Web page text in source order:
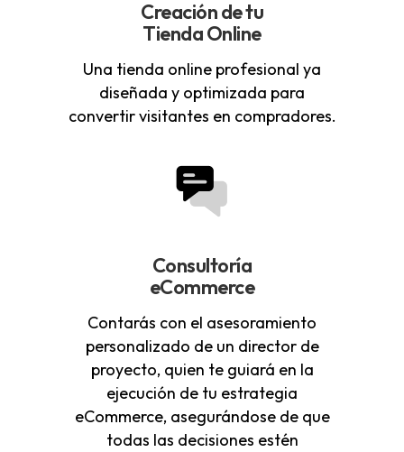
Creación de tu
Tienda Online
Una tienda online profesional ya
diseñada y optimizada para
convertir visitantes en compradores.
Consultoría
eCommerce
Contarás con el asesoramiento
personalizado de un director de
proyecto, quien te guiará en la
ejecución de tu estrategia
eCommerce, asegurándose de que
todas las decisiones estén